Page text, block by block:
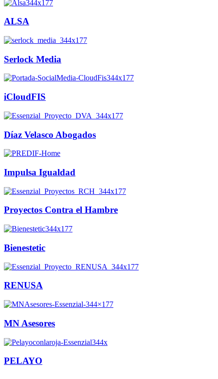
ALSA
Serlock Media
iCloudFIS
Díaz Velasco Abogados
Impulsa Igualdad
Proyectos Contra el Hambre
Bienestetic
RENUSA
MN Asesores
PELAYO